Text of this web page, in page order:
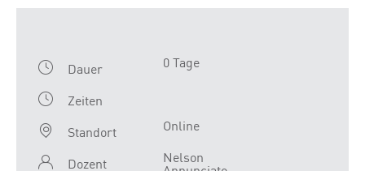
Dauer
0 Tage
Zeiten
Standort
Online
Dozent
Nelson